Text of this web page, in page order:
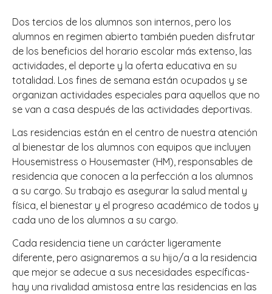
Dos tercios de los alumnos son internos, pero los
alumnos en regimen abierto también pueden disfrutar
de los beneficios del horario escolar más extenso, las
actividades, el deporte y la oferta educativa en su
totalidad. Los fines de semana están ocupados y se
organizan actividades especiales para aquellos que no
se van a casa después de las actividades deportivas.
Las residencias están en el centro de nuestra atención
al bienestar de los alumnos con equipos que incluyen
Housemistress o Housemaster (HM), responsables de
residencia que conocen a la perfección a los alumnos
a su cargo. Su trabajo es asegurar la salud mental y
física, el bienestar y el progreso académico de todos y
cada uno de los alumnos a su cargo.
Cada residencia tiene un carácter ligeramente
diferente, pero asignaremos a su hijo/a a la residencia
que mejor se adecue a sus necesidades específicas-
hay una rivalidad amistosa entre las residencias en las